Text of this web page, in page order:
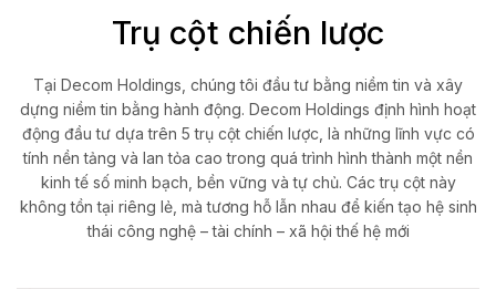
Trụ cột chiến lược
Tại Decom Holdings, chúng tôi đầu tư bằng niềm tin và xây
dựng niềm tin bằng hành động. Decom Holdings định hình hoạt
động đầu tư dựa trên 5 trụ cột chiến lược, là những lĩnh vực có
tính nền tảng và lan tỏa cao trong quá trình hình thành một nền
kinh tế số minh bạch, bền vững và tự chủ. Các trụ cột này
không tồn tại riêng lẻ, mà tương hỗ lẫn nhau để kiến tạo hệ sinh
thái công nghệ – tài chính – xã hội thế hệ mới